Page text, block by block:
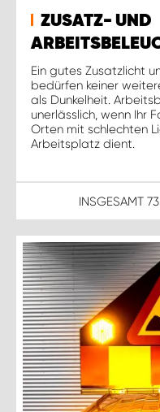
ZUSATZ- UND
Ein gutes Zusatzlicht
bedürfen keiner
als Dunkelheit.
unerlässlich, wenn Ihr
Orten mit schlechten
Arbeitsplatz dient.
INSGESAMT